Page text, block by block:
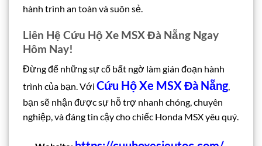
hành trình an toàn và suôn sẻ.
Liên Hệ Cứu Hộ Xe MSX Đà Nẵng Ngay
Hôm Nay!
Đừng để những sự cố bất ngờ làm gián đoạn hành
trình của bạn. Với Cứu Hộ Xe MSX Đà Nẵng,
bạn sẽ nhận được sự hỗ trợ nhanh chóng, chuyên
nghiệp, và đáng tin cậy cho chiếc Honda MSX yêu quý.